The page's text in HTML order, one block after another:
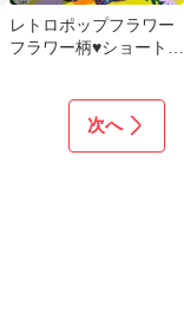
レトロポップフラワー
フラワー柄♥️ショート丈
次へ